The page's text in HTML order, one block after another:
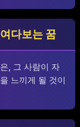
다보는 꿈
, 그 사람이 자
느끼게 될 것이